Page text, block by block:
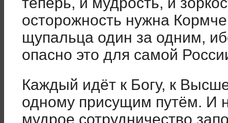
осторожность нужна
щупальца один за одним,
опасно это для самой
Каждый идёт к Богу, к
одному присущим путём. И
мудрое сотрудничество